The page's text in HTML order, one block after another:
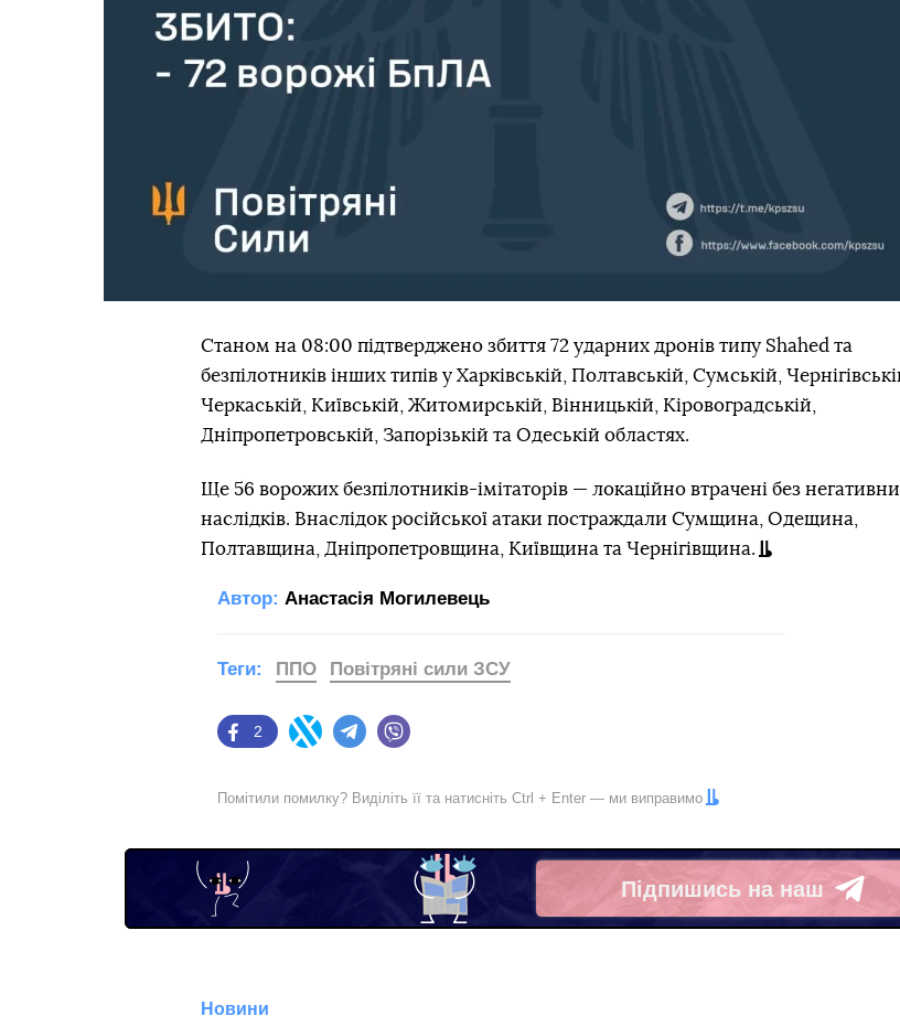
Станом на 08:00 підтверджено збиття 72 ударних дронів типу Shahed та
безпілотників інших типів у Харківській, Полтавській, Сумській,
Черкаській, Київській, Житомирській, Вінницькій, Кіровоградській,
Дніпропетровській, Запорізькій та Одеській областях.
Ще 56 ворожих безпілотників-імітаторів — локаційно втрачені без
наслідків. Внаслідок російської атаки постраждали Сумщина, Одещина,
Полтавщина, Дніпропетровщина, Київщина та Чернігівщина.
Автор: Анастасія Могилевець
Facebook
2
Twitter Telegram
Теги: ППО Повітряні сили ЗСУ
Помітили помилку? Виділіть її та натисніть Ctrl + Enter — ми виправимо
Підпишись на наш
Telegram
Новини